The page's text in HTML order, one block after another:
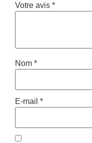
Votre avis *
Nom *
E-mail *